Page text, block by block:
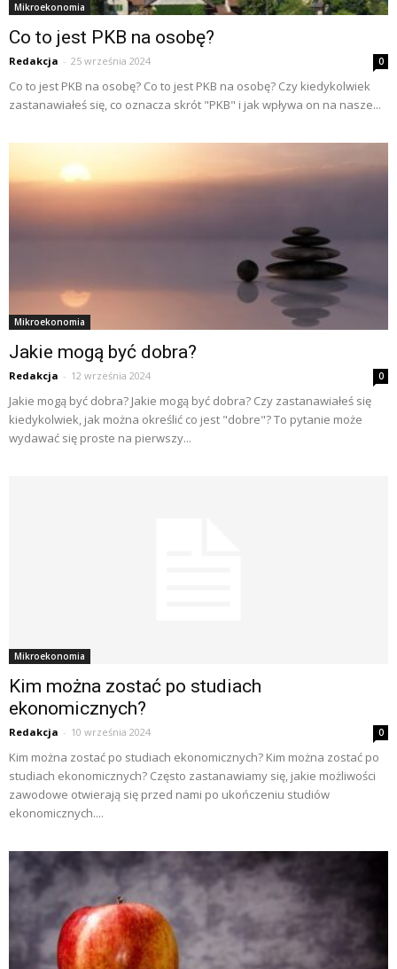
Mikroekonomia
Co to jest PKB na osobę?
Redakcja - 25 września 2024 0
Co to jest PKB na osobę? Co to jest PKB na osobę? Czy kiedykolwiek
zastanawiałeś się, co oznacza skrót "PKB" i jak wpływa on na nasze...
Mikroekonomia
Jakie mogą być dobra?
Redakcja - 12 września 2024 0
Jakie mogą być dobra? Jakie mogą być dobra? Czy zastanawiałeś się
kiedykolwiek, jak można określić co jest "dobre"? To pytanie może
wydawać się proste na pierwszy...
Mikroekonomia
Kim można zostać po studiach
ekonomicznych?
Redakcja - 10 września 2024 0
Kim można zostać po studiach ekonomicznych? Kim można zostać po
studiach ekonomicznych? Często zastanawiamy się, jakie możliwości
zawodowe otwierają się przed nami po ukończeniu studiów
ekonomicznych....